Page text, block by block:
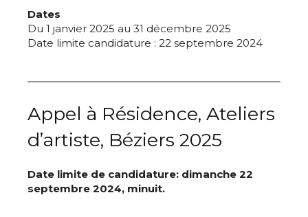
Dates
Du 1 janvier 2025 au 31 décembre 2025
Date limite candidature : 22 septembre 2024
Appel à Résidence, Ateliers
d’artiste, Béziers 2025
Date limite de candidature: dimanche 22
septembre 2024, minuit.